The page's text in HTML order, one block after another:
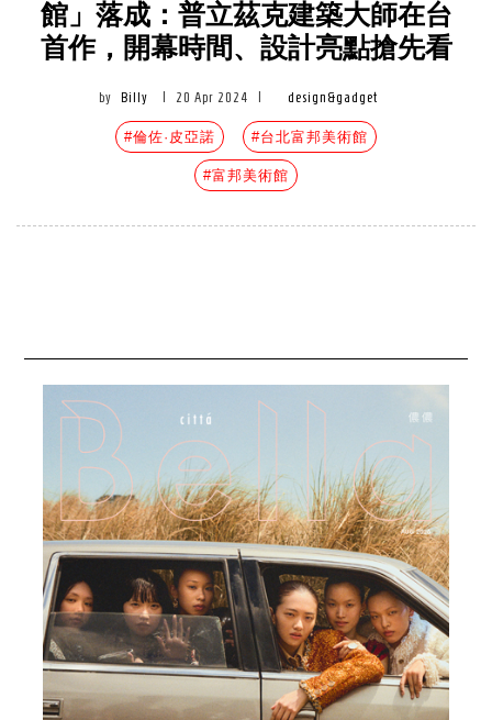
館」落成：普立茲克建築大師在台
首作，開幕時間、設計亮點搶先看
by Billy 20 Apr 2024 design&gadget
#倫佐·皮亞諾 #台北富邦美術館
#富邦美術館